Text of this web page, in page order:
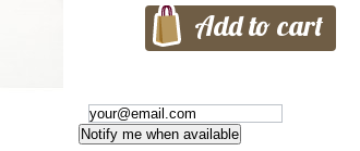
Notify me when available